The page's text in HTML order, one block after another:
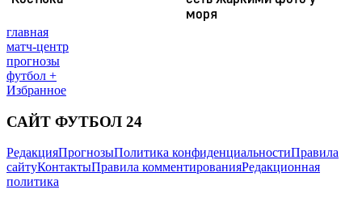
главная
матч-центр
прогнозы
футбол +
Избранное
САЙТ ФУТБОЛ 24
РедакцияПрогнозыПолитика конфиденциальностиПравила
сайтуКонтактыПравила комментированияРедакционная
политика